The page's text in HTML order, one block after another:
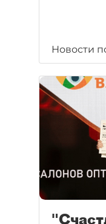
Новости